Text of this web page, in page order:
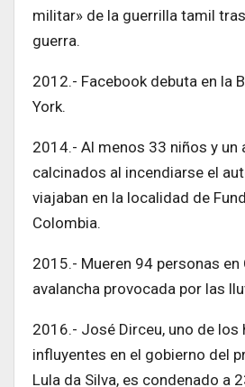
militar» de la guerrilla tamil
guerra.
2012.- Facebook debuta en la
York.
2014.- Al menos 33 niños y un
calcinados al incendiarse el
viajaban en la localidad de
Colombia.
2015.- Mueren 94 personas en
avalancha provocada por las
2016.- José Dirceu, uno de los
influyentes en el gobierno del
Lula da Silva, es condenado a